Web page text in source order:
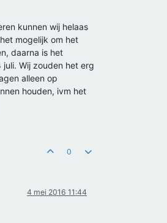
kunnen wij helaas
mogelijk om het
daarna is het
Wij zouden het erg
alleen op
houden, ivm het
0
4 mei 2016 11:44